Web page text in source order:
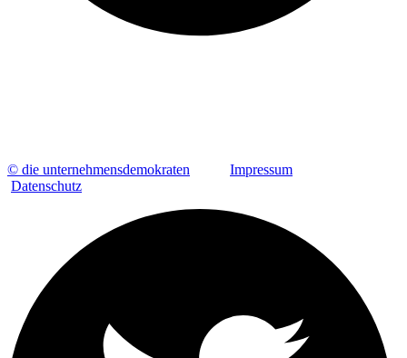
© die unternehmensdemokraten
Impressum
Datenschutz